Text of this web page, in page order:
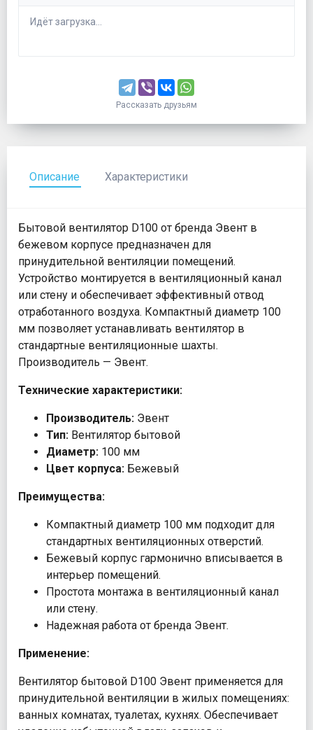
Идёт загрузка...
Рассказать друзьям
Описание Характеристики
Бытовой вентилятор D100 от бренда Эвент в
бежевом корпусе предназначен для
принудительной вентиляции помещений.
Устройство монтируется в вентиляционный канал
или стену и обеспечивает эффективный отвод
отработанного воздуха. Компактный диаметр 100
мм позволяет устанавливать вентилятор в
стандартные вентиляционные шахты.
Производитель — Эвент.
Технические характеристики:
Производитель: Эвент
Тип: Вентилятор бытовой
Диаметр: 100 мм
Цвет корпуса: Бежевый
Преимущества:
Компактный диаметр 100 мм подходит для
стандартных вентиляционных отверстий.
Бежевый корпус гармонично вписывается в
интерьер помещений.
Простота монтажа в вентиляционный канал
или стену.
Надежная работа от бренда Эвент.
Применение:
Вентилятор бытовой D100 Эвент применяется для
принудительной вентиляции в жилых помещениях:
ванных комнатах, туалетах, кухнях. Обеспечивает